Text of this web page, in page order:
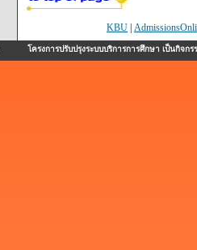
KBU
โครงการปรับปรุงระบบบริการการศึกษา เป็นกิ